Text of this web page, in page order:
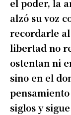
el poder, la
alzó su voz
recordarle
libertad no
ostentan ni
sino en el
siglos y